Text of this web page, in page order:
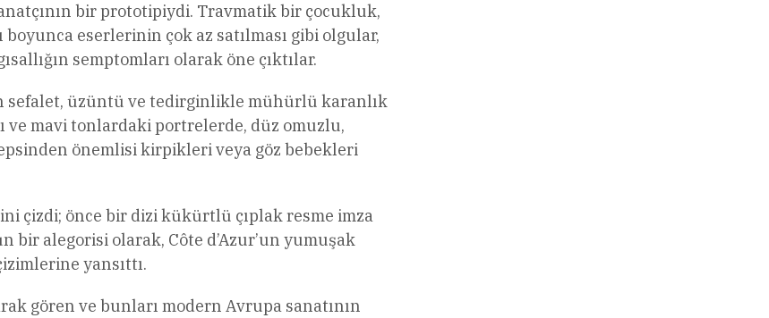
bir prototipiydi. Travmatik bir çocukluk,
eserlerinin çok az satılması gibi olgular,
semptomları olarak öne çıktılar.
sefalet, üzüntü ve tedirginlikle mühürlü karanlık
ve mavi tonlardaki portrelerde, düz omuzlu,
önemlisi kirpikleri veya göz bebekleri
çizdi; önce bir dizi kükürtlü çıplak resme imza
bir alegorisi olarak, Côte d’Azur’un yumuşak
yansıttı.
gören ve bunları modern Avrupa sanatının